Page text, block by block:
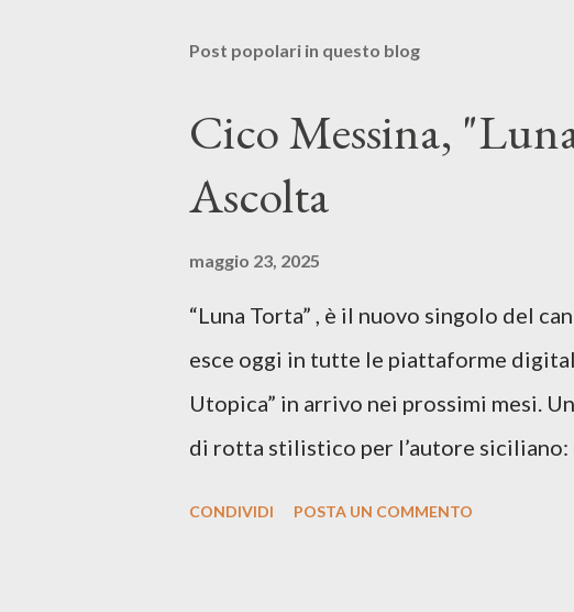
Post popolari in questo blog
Cico Messina,
Ascolta
maggio 23, 2025
“Luna Torta” , è il nuovo singolo del
esce oggi in tutte le piattaforme
Utopica” in arrivo nei prossimi mesi.
di rotta stilistico per l’autore siciliano:
CONDIVIDI POSTA UN COMMENTO